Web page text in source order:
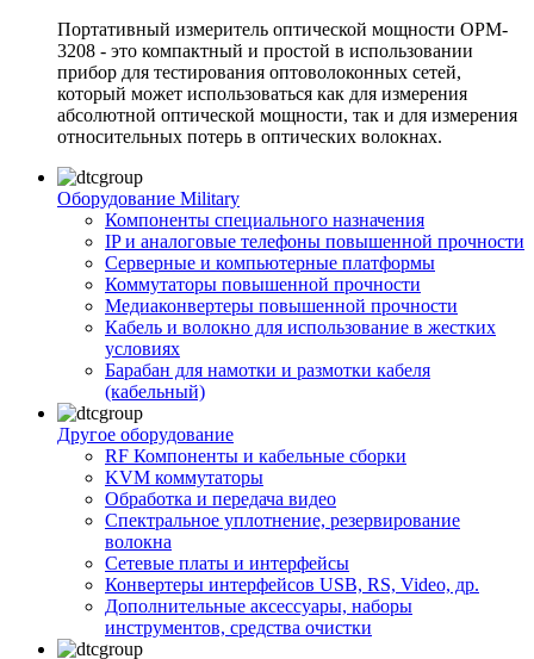
Портативный измеритель оптической мощности OPM-
3208 - это компактный и простой в использовании
прибор для тестирования оптоволоконных сетей,
который может использоваться как для измерения
абсолютной оптической мощности, так и для измерения
относительных потерь в оптических волокнах.
Оборудование Military
Компоненты специального назначения
IP и аналоговые телефоны повышенной прочности
Серверные и компьютерные платформы
Коммутаторы повышенной прочности
Медиаконвертеры повышенной прочности
Кабель и волокно для использование в жестких
условиях
Барабан для намотки и размотки кабеля
(кабельный)
Другое оборудование
RF Компоненты и кабельные сборки
KVM коммутаторы
Обработка и передача видео
Спектральное уплотнение, резервирование
волокна
Сетевые платы и интерфейсы
Конвертеры интерфейсов USB, RS, Video, др.
Дополнительные аксессуары, наборы
инструментов, средства очистки